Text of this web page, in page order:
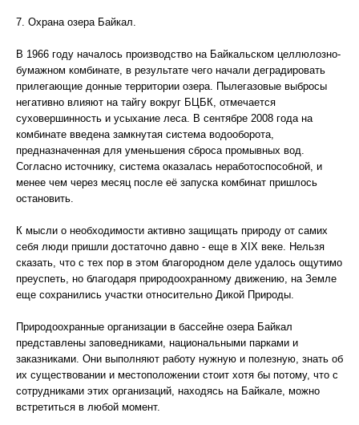
7. Охрана озера Байкал.
В 1966 году началось производство на Байкальском целлюлозно-
бумажном комбинате, в результате чего начали деградировать
прилегающие донные территории озера. Пылегазовые выбросы
негативно влияют на тайгу вокруг БЦБК, отмечается
суховершинность и усыхание леса. В сентябре 2008 года на
комбинате введена замкнутая система водооборота,
предназначенная для уменьшения сброса промывных вод.
Согласно источнику, система оказалась неработоспособной, и
менее чем через месяц после её запуска комбинат пришлось
остановить.
К мысли о необходимости активно защищать природу от самих
себя люди пришли достаточно давно - еще в XIX веке. Нельзя
сказать, что с тех пор в этом благородном деле удалось ощутимо
преуспеть, но благодаря природоохранному движению, на Земле
еще сохранились участки относительно Дикой Природы.
Природоохранные организации в бассейне озера Байкал
представлены заповедниками, национальными парками и
заказниками. Они выполняют работу нужную и полезную, знать об
их существовании и местоположении стоит хотя бы потому, что с
сотрудниками этих организаций, находясь на Байкале, можно
встретиться в любой момент.